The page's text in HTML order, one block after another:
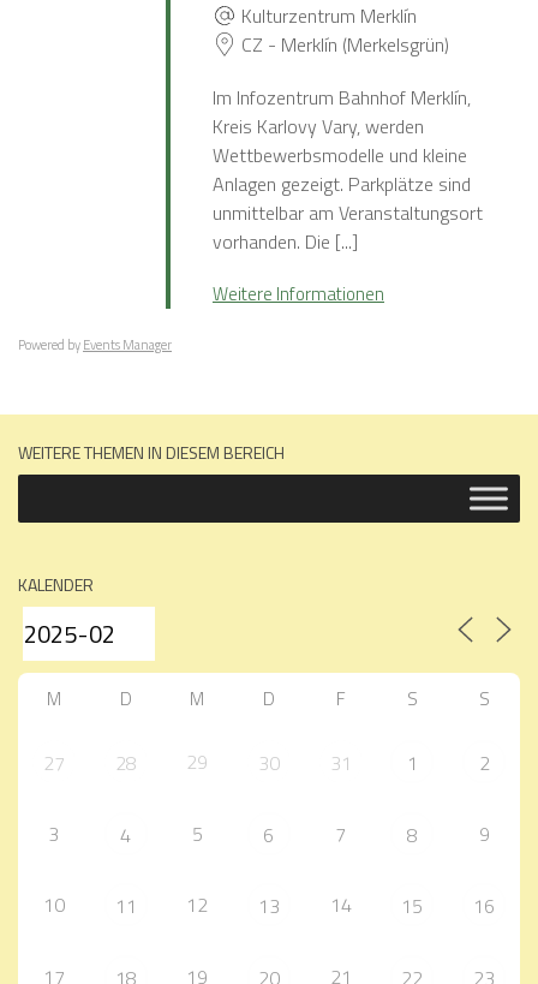
Kulturzentrum Merklín
CZ - Merklín (Merkelsgrün)
Im Infozentrum Bahnhof Merklín,
Kreis Karlovy Vary, werden
Wettbewerbsmodelle und kleine
Anlagen gezeigt. Parkplätze sind
unmittelbar am Veranstaltungsort
vorhanden. Die [...]
Weitere Informationen
Powered byEvents Manager
WEITERE THEMEN IN DIESEM BEREICH
KALENDER
M D M D F S S
27 28 29 30 31 1 2
3 4 5 6 7 8 9
10 11 12 13 14 15 16
17 18 19 20 21 22 23